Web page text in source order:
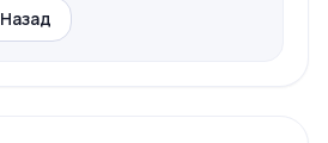
Назад